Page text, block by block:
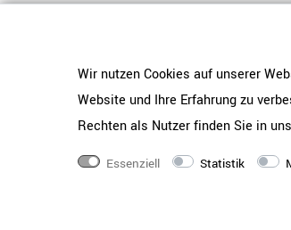
Wir nutzen Cookies auf unserer
Website und Ihre Erfahrung zu
Rechten als Nutzer finden Sie in
Essenziell Statistik